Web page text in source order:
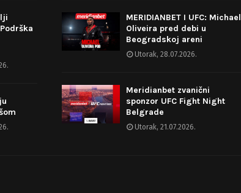
MERIDIANBET I UFC: Michael
Oliveira pred debi u
Beogradskoj areni
Utorak, 28.07.2026.
Meridianbet zvanični
sponzor UFC Fight Night
Belgrade
Utorak, 21.07.2026.